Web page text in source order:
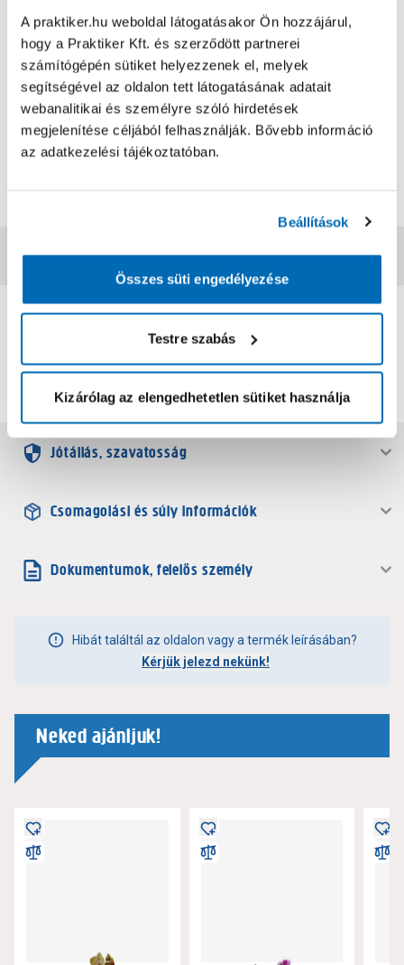
A praktiker.hu weboldal látogatásakor Ön hozzájárul,
hogy a Praktiker Kft. és szerződött partnerei
számítógépén sütiket helyezzenek el, melyek
segítségével az oldalon tett látogatásának adatait
webanalitikai és személyre szóló hirdetések
megjelenítése céljából felhasználják. Bővebb információ
az adatkezelési tájékoztatóban.
Beállítások
Összes süti engedélyezése
Testre szabás
Kizárólag az elengedhetetlen sütiket használja
Fényigény: Félárnyékot kedveli
Vízigény : Mérsékelt öntözést igényel
Cserép átmérő
12 cm
Talajigény:
Szobanövény virágföld
Hőigény: 22 °C
Tápoldat fajta: Szobanövény tápoldat
Kellékszavatosság 2 év
Termék méret magasság: 45 cm
Vásárlói vélemények
0
Értékelés írása
Jótállás, szavatosság
Csomagolási és súly információk
Dokumentumok, felelős személy
Hibát találtál az oldalon vagy a termék leírásában?
Kérjük jelezd nekünk!
Neked ajánljuk!